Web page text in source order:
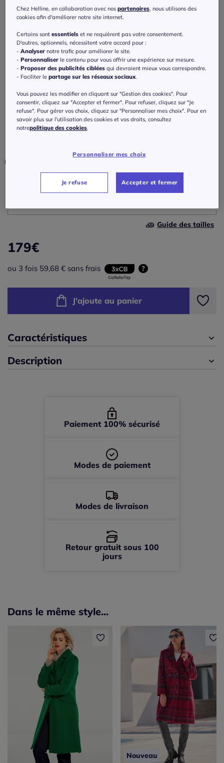
Manteau court à carreaux avec col
montant et manches longues
Réf : 314.384.011
44 -épuisé
46 - épuisé
Guide des tailles
179€
ou 3 fois 59,68 € sans frais ?
J'ajoute au panier
Caractéristiques
Description
Paiement 100% sécurisé
Modes de paiement
Modes de livraison
Retour gratuit sous 100
jours
Dans le même style...
Nouveau
Chez Helline, en collaboration avec nospartenaires, nous utilisons des
cookies afin d'améliorer notre site internet.
Certains sontessentiels et ne requièrent pas votre consentement.
D'autres, optionnels, nécessitent votre accord pour :
-Analyser notre trafic pour améliorer le site.
-Personnaliser le contenu pour vous offrir une expérience sur mesure.
-Proposer des publicités ciblées qui devraient mieux vous correspondre.
- Faciliter lepartage sur les réseaux sociaux.
Vous pouvez les modifier en cliquant sur "Gestion des cookies". Pour
consentir, cliquez sur "Accepter et fermer". Pour refuser, cliquez sur "Je
refuse". Pour gérer vos choix, cliquez sur "Personnaliser mes choix". Pour en
savoir plus sur l'utilisation des cookies et vos droits, consultez
notrepolitique des cookies.
Personnaliser mes choix
Je refuse Accepter et fermer